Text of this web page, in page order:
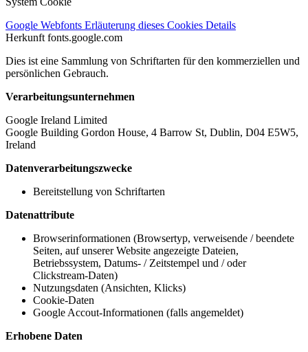
Google Webfonts Erläuterung dieses Cookies Details
Herkunft fonts.google.com
Dies ist eine Sammlung von Schriftarten für den kommerziellen und
persönlichen Gebrauch.
Verarbeitungsunternehmen
Google Ireland Limited
Google Building Gordon House, 4 Barrow St, Dublin, D04 E5W5,
Ireland
Datenverarbeitungszwecke
Bereitstellung von Schriftarten
Datenattribute
Browserinformationen (Browsertyp, verweisende / beendete
Seiten, auf unserer Website angezeigte Dateien,
Betriebssystem, Datums- / Zeitstempel und / oder
Clickstream-Daten)
Nutzungsdaten (Ansichten, Klicks)
Cookie-Daten
Google Accout-Informationen (falls angemeldet)
Erhobene Daten